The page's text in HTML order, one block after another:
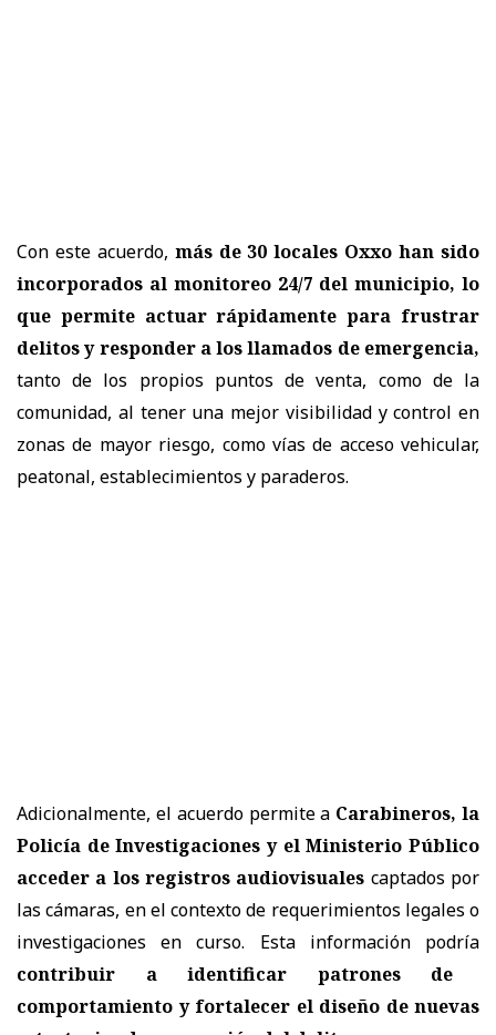
Con este acuerdo, más de 30 locales Oxxo han sido
incorporados al monitoreo 24/7 del municipio, lo
que permite actuar rápidamente para frustrar
delitos y responder a los llamados de emergencia,
tanto de los propios puntos de venta, como de la
comunidad, al tener una mejor visibilidad y control en
zonas de mayor riesgo, como vías de acceso vehicular,
peatonal, establecimientos y paraderos.
Adicionalmente, el acuerdo permite a Carabineros, la
Policía de Investigaciones y el Ministerio Público
acceder a los registros audiovisuales captados por
las cámaras, en el contexto de requerimientos legales o
investigaciones en curso. Esta información podría
contribuir a identificar patrones de
comportamiento y fortalecer el diseño de nuevas